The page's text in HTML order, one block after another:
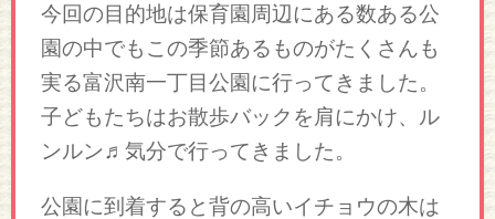
今回の目的地は保育園周辺にある数ある公
園の中でもこの季節あるものがたくさんも
実る富沢南一丁目公園に行ってきました。
子どもたちはお散歩バックを肩にかけ、ル
ンルン♬気分で行ってきました。
公園に到着すると背の高いイチョウの木は